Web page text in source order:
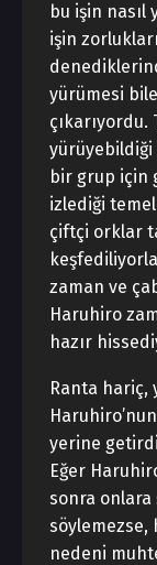
bu işin nasıl
işin
yürümesi
yürüyebildiği
bir grup için
izlediği
çiftçi orklar
zaman ve
Haruhiro
hazır
Ranta hariç,
yerine
Eğer
sonra onlara
söylemezse,
nedeni